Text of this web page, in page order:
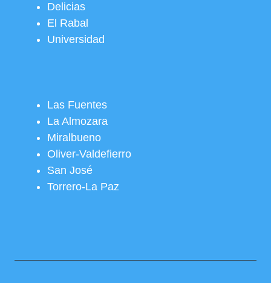
Delicias
El Rabal
Universidad
Las Fuentes
La Almozara
Miralbueno
Oliver-Valdefierro
San José
Torrero-La Paz